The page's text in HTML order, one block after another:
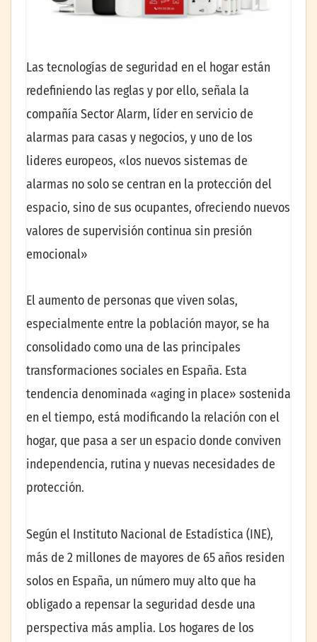
Las tecnologías de seguridad en el hogar están
redefiniendo las reglas y por ello, señala la
compañía Sector Alarm, líder en servicio de
alarmas para casas y negocios, y uno de los
lideres europeos, «los nuevos sistemas de
alarmas no solo se centran en la protección del
espacio, sino de sus ocupantes, ofreciendo nuevos
valores de supervisión continua sin presión
emocional»
El aumento de personas que viven solas,
especialmente entre la población mayor, se ha
consolidado como una de las principales
transformaciones sociales en España. Esta
tendencia denominada «aging in place» sostenida
en el tiempo, está modificando la relación con el
hogar, que pasa a ser un espacio donde conviven
independencia, rutina y nuevas necesidades de
protección.
Según el Instituto Nacional de Estadística (INE),
más de 2 millones de mayores de 65 años residen
solos en España, un número muy alto que ha
obligado a repensar la seguridad desde una
perspectiva más amplia. Los hogares de los